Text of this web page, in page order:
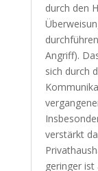
durch den
Angriff).
sich durch
verstärkt
geringer